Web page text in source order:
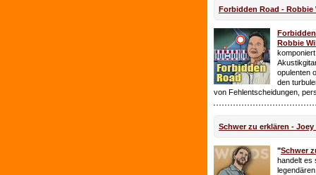
Forbidden Road - Robbie
Robbie
opulenten
den
von Fehlentscheidungen,
Schwer zu erklären - Joey
"Schwer
handelt es